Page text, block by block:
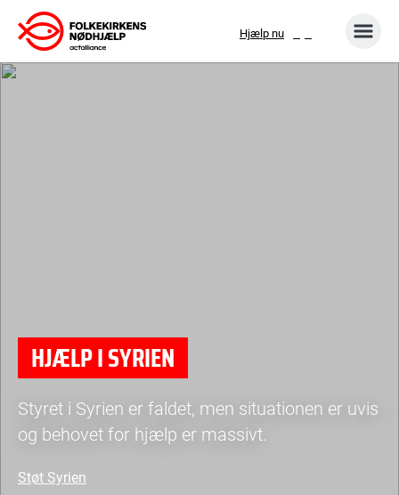
Gå
til
indhold
Hjælp nu
HJÆLP I SYRIEN
Styret i Syrien er faldet, men situationen er uvis
og behovet for hjælp er massivt.
Støt Syrien